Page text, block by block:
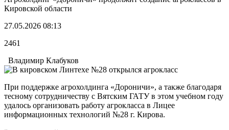
Кировской области
27.05.2026 08:13
2461
Владимир Клабуков
При поддержке агрохолдинга «Дороничи», а также благодаря
тесному сотрудничеству с Вятским ГАТУ в этом учебном году
удалось организовать работу агрокласса в Лицее
информационных технологий №28 г. Кирова.